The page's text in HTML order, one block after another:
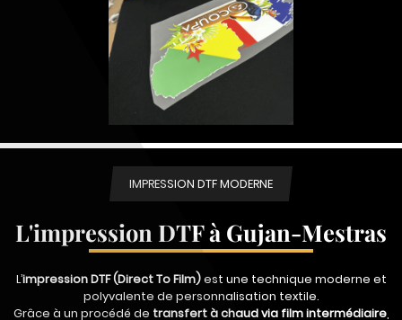
IMPRESSION DTF MODERNE
L'impression DTF à Gujan-Mestras
L’impression DTF (Direct To Film)est une technique moderne et
polyvalente de personnalisation textile.
Grâce à un procédé de transfert à chaud via film intermédiaire,